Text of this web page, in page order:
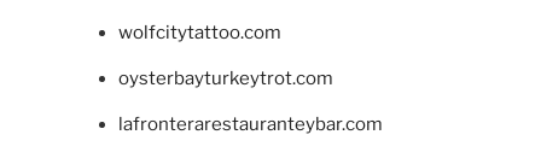
wolfcitytattoo.com
oysterbayturkeytrot.com
lafronterarestauranteybar.com